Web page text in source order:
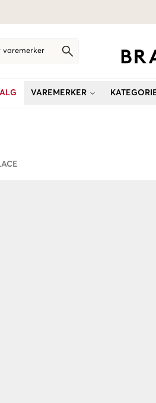
varemerker
VAREMERKER